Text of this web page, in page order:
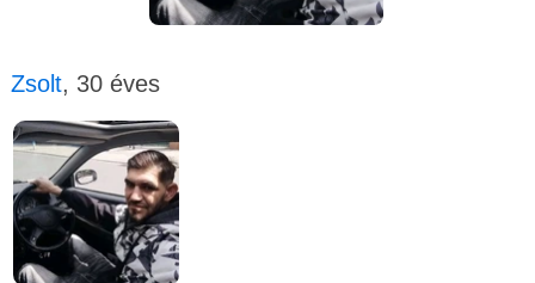
Zsolt, 30 éves